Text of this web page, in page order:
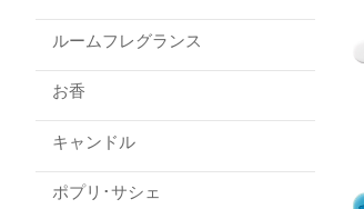
ルームフレグランス
お香
キャンドル
ポプリ･サシェ